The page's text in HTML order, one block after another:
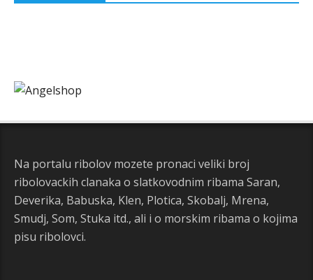
Na portalu ribolov mozete pronaci veliki broj
ribolovackih clanaka o slatkovodnim ribama Saran,
Deverika, Babuska, Klen, Plotica, Skobalj, Mrena,
Smudj, Som, Stuka itd., ali i o morskim ribama o kojima
pisu ribolovci.